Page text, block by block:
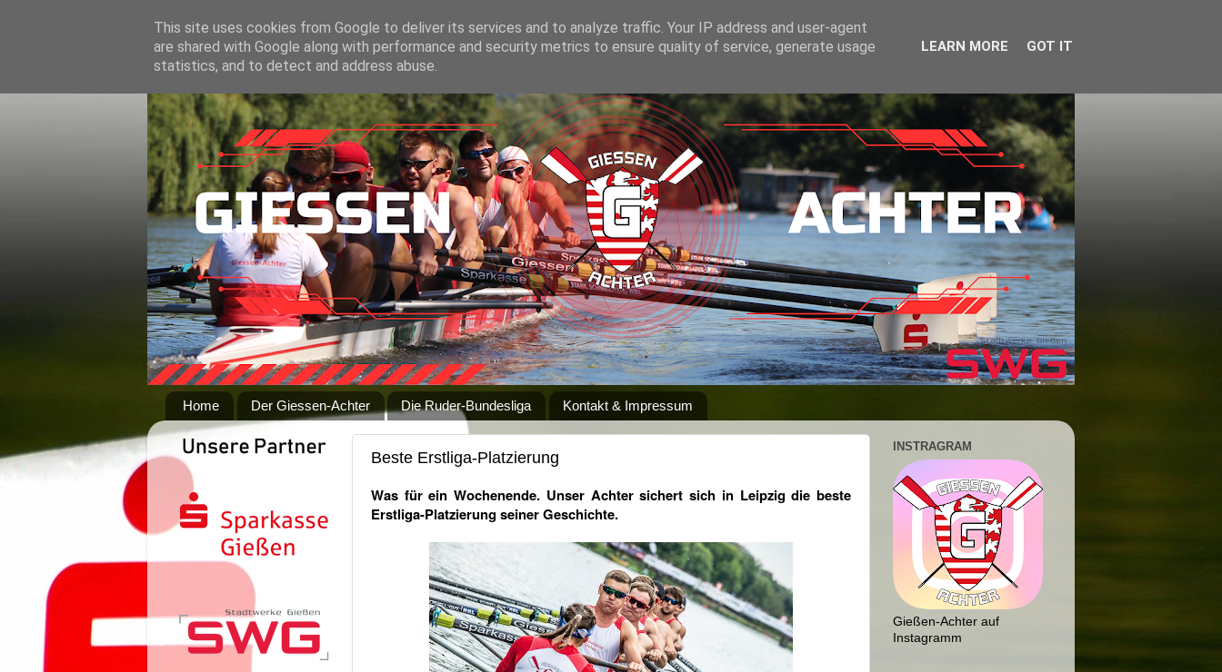
Home Der Giessen-Achter Die Ruder-Bundesliga Kontakt & Impressum
Beste Erstliga-Platzierung
Was für ein Wochenende. Unser Achter sichert sich in Leipzig die beste
Erstliga-Platzierung seiner Geschichte.
INSTRAGRAM
Gießen-Achter auf
Instagramm
This site uses cookies from Google to deliver its services and to analyze traffic. Your IP address and user-agent
are shared with Google along with performance and security metrics to ensure quality of service, generate usage
statistics, and to detect and address abuse.
LEARN MORE GOT IT